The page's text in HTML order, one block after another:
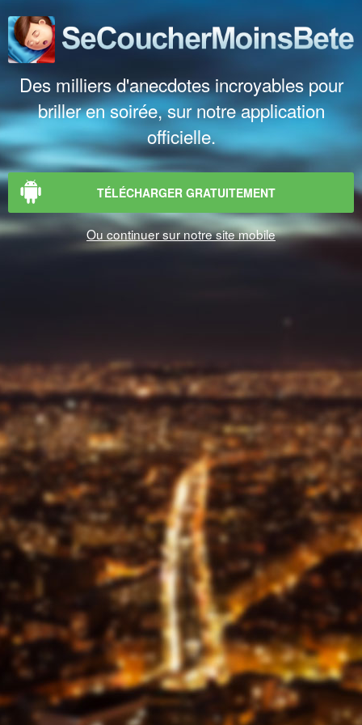
Des milliers d'anecdotes incroyables pour
briller en soirée, sur notre application
officielle.
TÉLÉCHARGER GRATUITEMENT
Ou continuer sur notre site mobile